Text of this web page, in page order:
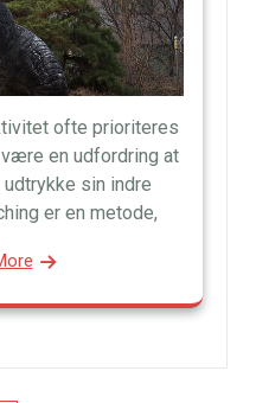
ofte prioriteres
en udfordring at
sin indre
er en metode,